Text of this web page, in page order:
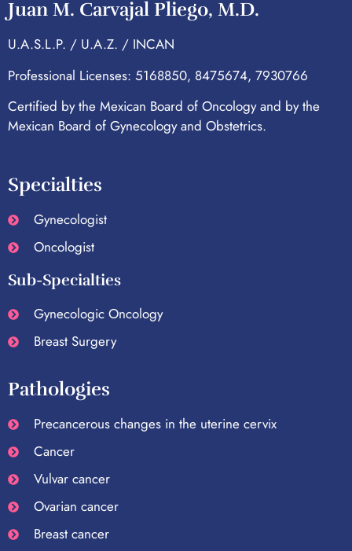
Juan M. Carvajal Pliego, M.D.
U.A.S.L.P. / U.A.Z. / INCAN
Professional Licenses: 5168850, 8475674, 7930766
Certified by the Mexican Board of Oncology and by the
Mexican Board of Gynecology and Obstetrics.
Specialties
Gynecologist
Oncologist
Sub-Specialties
Gynecologic Oncology
Breast Surgery
Pathologies
Precancerous changes in the uterine cervix
Cancer
Vulvar cancer
Ovarian cancer
Breast cancer